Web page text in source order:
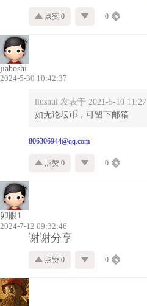
点赞 0 0
jiaboshi
2024-5-30 10:42:37
liushui 发表于 2021-5-10 11:27
如无论坛币，可留下邮箱
806306944@qq.com
点赞 0 0
卯眼1
2024-7-12 09:32:46
谢谢分享
点赞 0 0